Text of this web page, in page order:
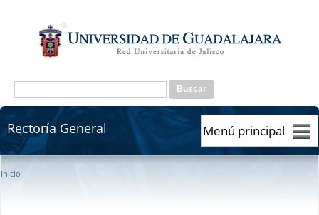
Formulario de búsqueda
Rectoría General
Rectoría General
Se encuentra usted aquí
Inicio